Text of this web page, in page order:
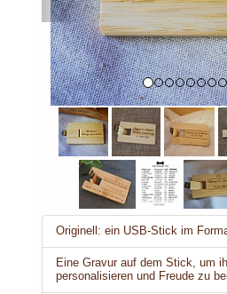
Originell: ein USB-Stick im
Eine Gravur auf dem Stick, um
personalisieren und Freude zu